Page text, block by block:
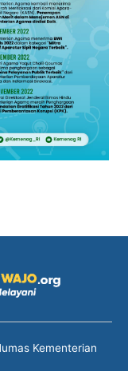
Kementerian